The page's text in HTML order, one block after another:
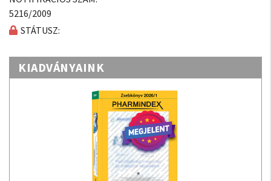
5216/2009
STÁTUSZ:
KIADVÁNYAINK